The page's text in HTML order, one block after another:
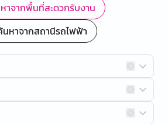
าจากพื้นที่สะดวกรับงาน
นหาจากสถานีรถไฟฟ้า